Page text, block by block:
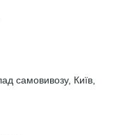
самовивозу, Київ,